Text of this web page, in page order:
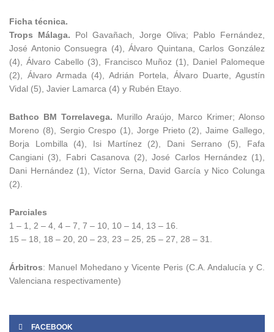
Ficha técnica.
Trops Málaga. Pol Gavañach, Jorge Oliva; Pablo Fernández,
José Antonio Consuegra (4), Álvaro Quintana, Carlos González
(4), Álvaro Cabello (3), Francisco Muñoz (1), Daniel Palomeque
(2), Álvaro Armada (4), Adrián Portela, Álvaro Duarte, Agustín
Vidal (5), Javier Lamarca (4) y Rubén Etayo.
Bathco BM Torrelavega. Murillo Araújo, Marco Krimer; Alonso
Moreno (8), Sergio Crespo (1), Jorge Prieto (2), Jaime Gallego,
Borja Lombilla (4), Isi Martínez (2), Dani Serrano (5), Fafa
Cangiani (3), Fabri Casanova (2), José Carlos Hernández (1),
Dani Hernández (1), Víctor Serna, David García y Nico Colunga
(2).
Parciales
1 – 1, 2 – 4, 4 – 7, 7 – 10, 10 – 14, 13 – 16.
15 – 18, 18 – 20, 20 – 23, 23 – 25, 25 – 27, 28 – 31.
Árbitros: Manuel Mohedano y Vicente Peris (C.A. Andalucía y C.
Valenciana respectivamente)
FACEBOOK